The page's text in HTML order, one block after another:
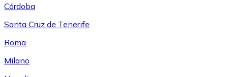
Córdoba
Santa Cruz de Tenerife
Roma
Milano